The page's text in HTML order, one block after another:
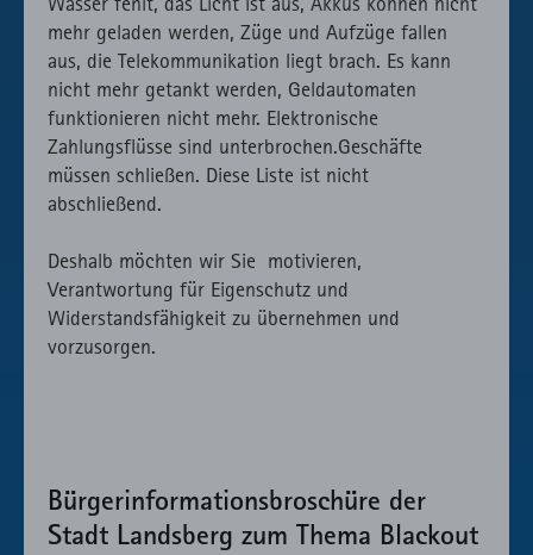
mehr geladen werden, Züge und Aufzüge fallen
aus, die Telekommunikation liegt brach. Es kann
nicht mehr getankt werden, Geldautomaten
funktionieren nicht mehr. Elektronische
Zahlungsflüsse sind unterbrochen.Geschäfte
müssen schließen. Diese Liste ist nicht
abschließend.
Deshalb möchten wir Sie motivieren,
Verantwortung für Eigenschutz und
Widerstandsfähigkeit zu übernehmen und
vorzusorgen.
Bürgerinformationsbroschüre der
Stadt Landsberg zum Thema Blackout